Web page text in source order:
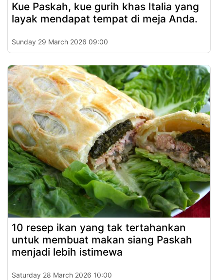
Kue Paskah, kue gurih khas Italia yang
layak mendapat tempat di meja Anda.
Sunday 29 March 2026 09:00
10 resep ikan yang tak tertahankan
untuk membuat makan siang Paskah
menjadi lebih istimewa
Saturday 28 March 2026 10:00